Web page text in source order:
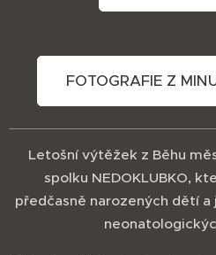
FOTOGRAFIE Z
Letošní výtěžek z Běhu
spolku NEDOKLUBKO,
předčasně narozených dětí